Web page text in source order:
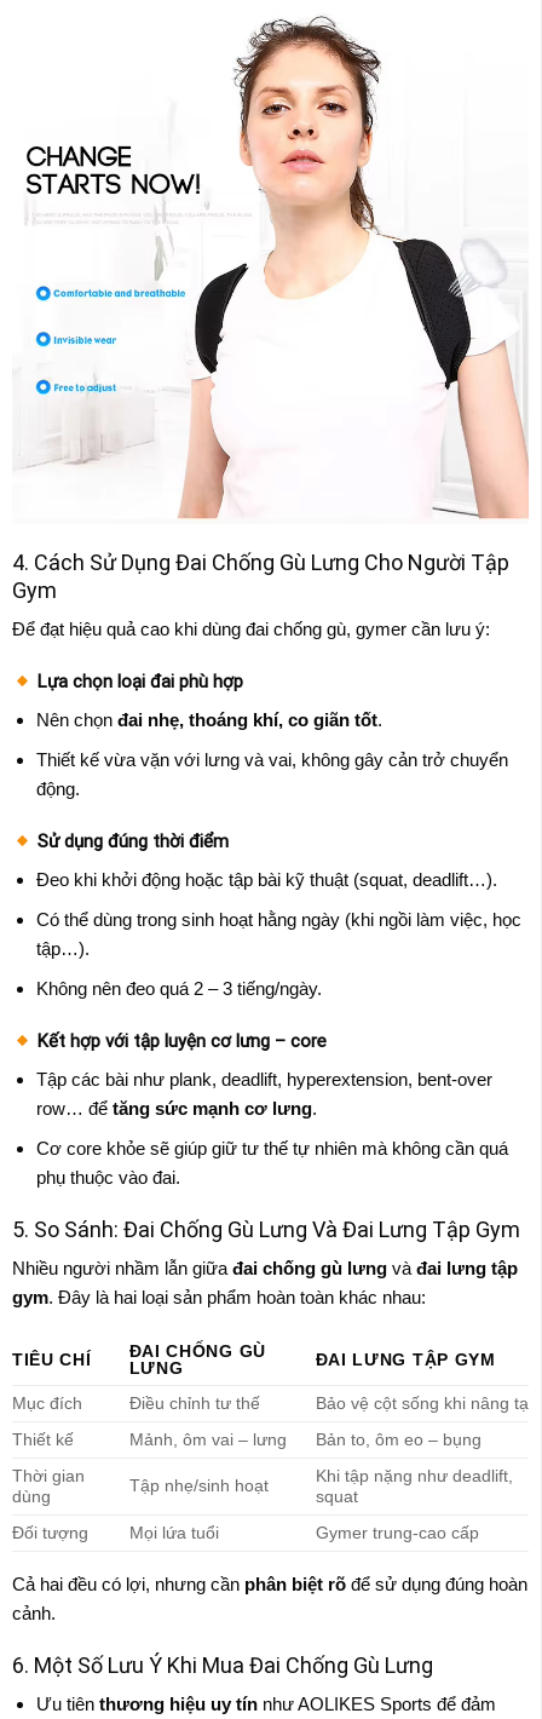
4. Cách Sử Dụng Đai Chống Gù Lưng Cho Người Tập
Gym
Để đạt hiệu quả cao khi dùng đai chống gù, gymer cần lưu ý:
Lựa chọn loại đai phù hợp
Nên chọn đai nhẹ, thoáng khí, co giãn tốt.
Thiết kế vừa vặn với lưng và vai, không gây cản trở chuyển
động.
Sử dụng đúng thời điểm
Đeo khi khởi động hoặc tập bài kỹ thuật (squat, deadlift…).
Có thể dùng trong sinh hoạt hằng ngày (khi ngồi làm việc, học
tập…).
Không nên đeo quá 2 – 3 tiếng/ngày.
Kết hợp với tập luyện cơ lưng – core
Tập các bài như plank, deadlift, hyperextension, bent-over
row… để tăng sức mạnh cơ lưng.
Cơ core khỏe sẽ giúp giữ tư thế tự nhiên mà không cần quá
phụ thuộc vào đai.
5. So Sánh: Đai Chống Gù Lưng Và Đai Lưng Tập Gym
Nhiều người nhầm lẫn giữa đai chống gù lưng và đai lưng tập
gym. Đây là hai loại sản phẩm hoàn toàn khác nhau:
TIÊU CHÍ
ĐAI CHỐNG GÙ
LƯNG
ĐAI LƯNG TẬP GYM
Mục đích Điều chỉnh tư thế
Bảo vệ cột sống khi nâng tạ
Thiết kế
Mảnh, ôm vai – lưng
Bản to, ôm eo – bụng
Thời gian
dùng
Tập nhẹ/sinh hoạt
Khi tập nặng như deadlift,
squat
Đối tượng
Mọi lứa tuổi Gymer trung-cao cấp
Cả hai đều có lợi, nhưng cần phân biệt rõ để sử dụng đúng hoàn
cảnh.
6. Một Số Lưu Ý Khi Mua Đai Chống Gù Lưng
Ưu tiên thương hiệu uy tínnhư AOLIKES Sports để đảm